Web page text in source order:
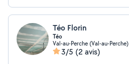
Téo Florin
Téo
Val-au-Perche (Val-au-Perche)
3/5 (2 avis)